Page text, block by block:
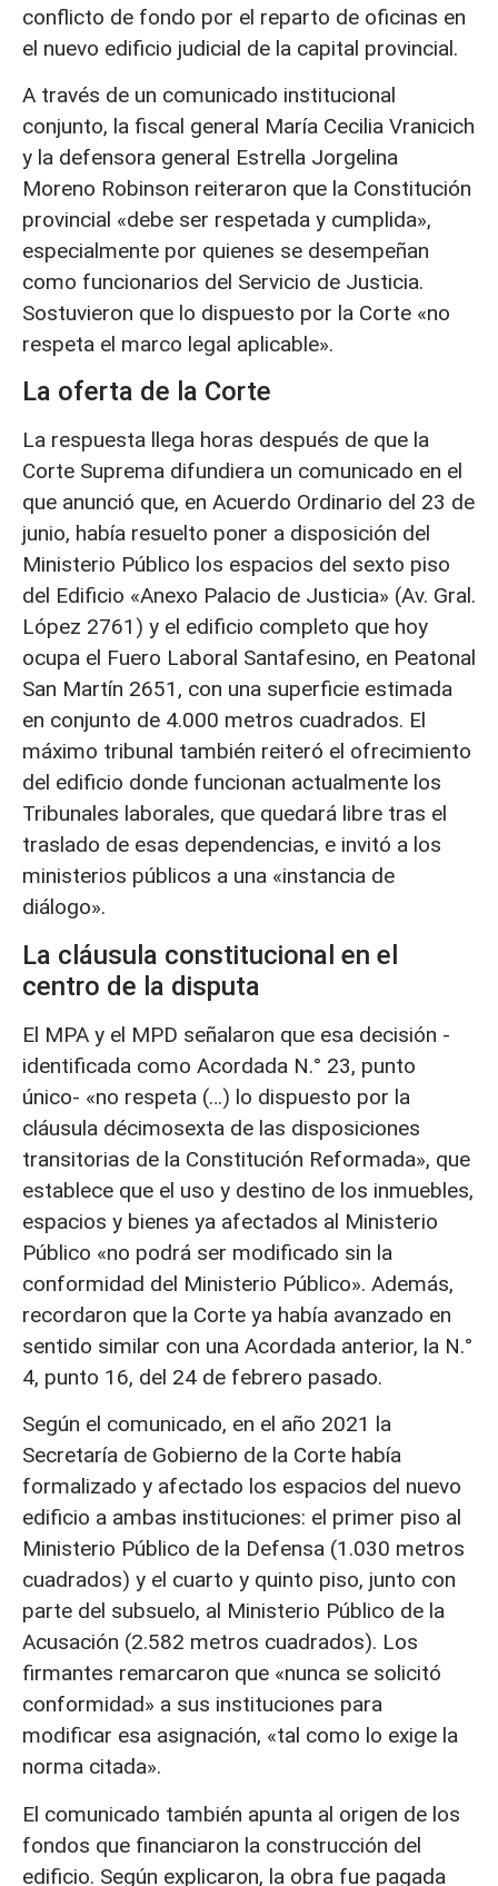
conflicto de fondo por el reparto de oficinas en
el nuevo edificio judicial de la capital provincial.
A través de un comunicado institucional
conjunto, la fiscal general María Cecilia Vranicich
y la defensora general Estrella Jorgelina
Moreno Robinson reiteraron que la Constitución
provincial «debe ser respetada y cumplida»,
especialmente por quienes se desempeñan
como funcionarios del Servicio de Justicia.
Sostuvieron que lo dispuesto por la Corte «no
respeta el marco legal aplicable».
La oferta de la Corte
La respuesta llega horas después de que la
Corte Suprema difundiera un comunicado en el
que anunció que, en Acuerdo Ordinario del 23 de
junio, había resuelto poner a disposición del
Ministerio Público los espacios del sexto piso
del Edificio «Anexo Palacio de Justicia» (Av. Gral.
López 2761) y el edificio completo que hoy
ocupa el Fuero Laboral Santafesino, en Peatonal
San Martín 2651, con una superficie estimada
en conjunto de 4.000 metros cuadrados. El
máximo tribunal también reiteró el ofrecimiento
del edificio donde funcionan actualmente los
Tribunales laborales, que quedará libre tras el
traslado de esas dependencias, e invitó a los
ministerios públicos a una «instancia de
diálogo».
La cláusula constitucional en el
centro de la disputa
El MPA y el MPD señalaron que esa decisión -
identificada como Acordada N.° 23, punto
único- «no respeta (…) lo dispuesto por la
cláusula décimosexta de las disposiciones
transitorias de la Constitución Reformada», que
establece que el uso y destino de los inmuebles,
espacios y bienes ya afectados al Ministerio
Público «no podrá ser modificado sin la
conformidad del Ministerio Público». Además,
recordaron que la Corte ya había avanzado en
sentido similar con una Acordada anterior, la N.°
4, punto 16, del 24 de febrero pasado.
Según el comunicado, en el año 2021 la
Secretaría de Gobierno de la Corte había
formalizado y afectado los espacios del nuevo
edificio a ambas instituciones: el primer piso al
Ministerio Público de la Defensa (1.030 metros
cuadrados) y el cuarto y quinto piso, junto con
parte del subsuelo, al Ministerio Público de la
Acusación (2.582 metros cuadrados). Los
firmantes remarcaron que «nunca se solicitó
conformidad» a sus instituciones para
modificar esa asignación, «tal como lo exige la
norma citada».
El comunicado también apunta al origen de los
fondos que financiaron la construcción del
edificio. Según explicaron, la obra fue pagada